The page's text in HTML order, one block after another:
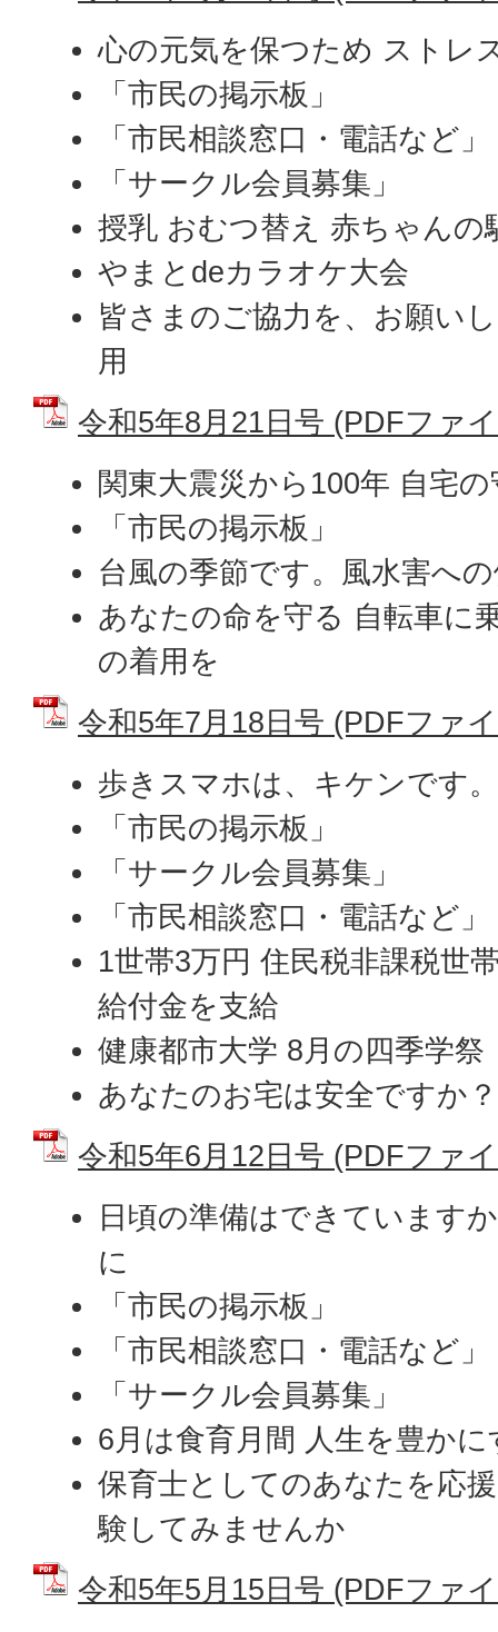
心の元気を保つため ストレ
「市民の掲示板」
「市民相談窓口・電話など」
「サークル会員募集」
授乳 おむつ替え 赤ちゃんの
やまとdeカラオケ大会
皆さまのご協力を、お願い
用
令和5年8月21日号 (PDFファ
関東大震災から100年 自宅
「市民の掲示板」
台風の季節です。風水害へ
あなたの命を守る 自転車に
の着用を
令和5年7月18日号 (PDFファ
歩きスマホは、キケンです
「市民の掲示板」
「サークル会員募集」
「市民相談窓口・電話など」
1世帯3万円 住民税非課税世
給付金を支給
健康都市大学 8月の四季学祭
あなたのお宅は安全ですか
令和5年6月12日号 (PDFファ
日頃の準備はできています
に
「市民の掲示板」
「市民相談窓口・電話など」
「サークル会員募集」
6月は食育月間 人生を豊か
保育士としてのあなたを応
験してみませんか
令和5年5月15日号 (PDFファ